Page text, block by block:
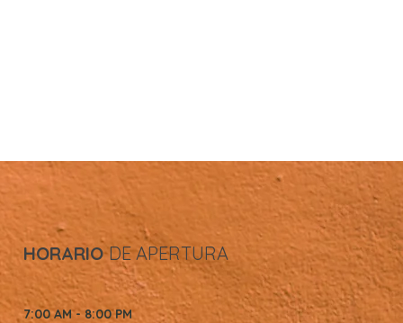
HORARIODE APERTURA
7:00 AM - 8:00 PM